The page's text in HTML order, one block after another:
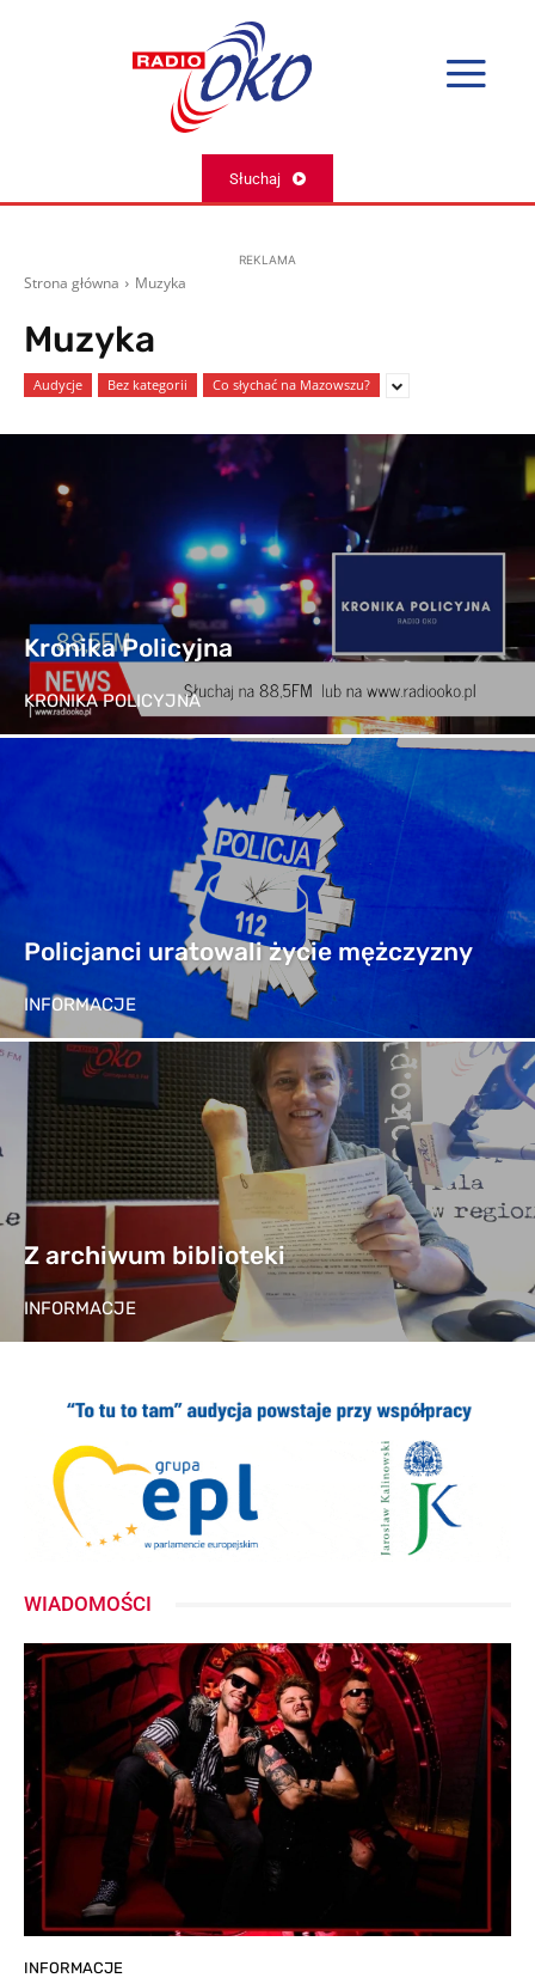
Słuchaj
REKLAMA
Strona główna Muzyka
Muzyka
Audycje Bez kategorii Co słychać na Mazowszu?
Kronika Policyjna
KRONIKA POLICYJNA
Policjanci uratowali życie mężczyzny
INFORMACJE
Z archiwum biblioteki
INFORMACJE
WIADOMOŚCI
INFORMACJE